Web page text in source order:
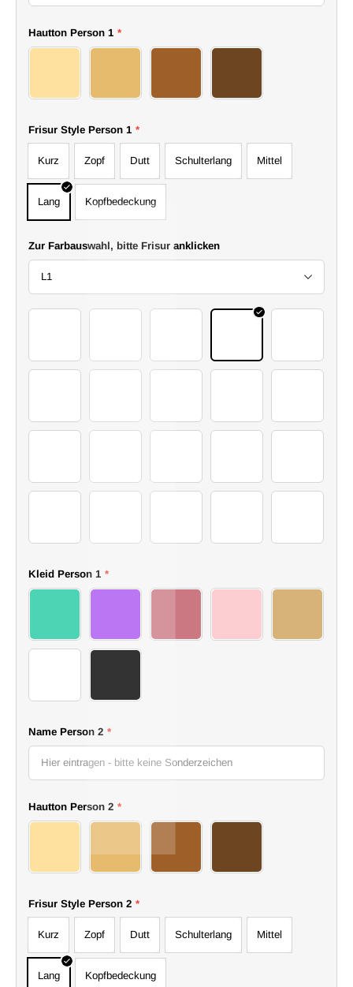
I
Hautton Person 1 *
Frisur Style Person 1 *
Kurz Zopf Dutt Schulterlang Mittel
Lang Kopfbedeckung
Zur Farbauswahl, bitte Frisur anklicken
L1
Kleid Person 1 *
Name Person 2 *
Hautton Person 2 *
12 Bride 13 Bride
Frisur Style Person 2 *
Kurz Zopf Dutt Schulterlang Mittel
Lang Kopfbedeckung